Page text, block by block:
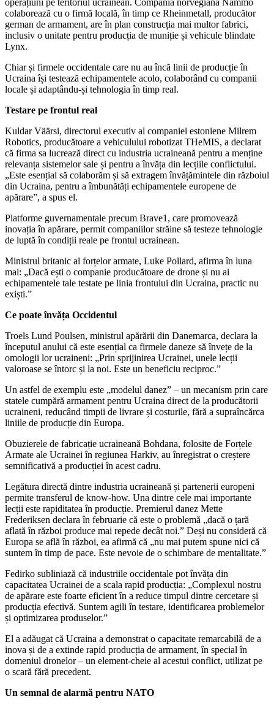
colaborează cu o firmă locală, în timp ce Rheinmetall, producător
german de armament, are în plan construcția mai multor fabrici,
inclusiv o unitate pentru producția de muniție și vehicule blindate
Lynx.
Chiar și firmele occidentale care nu au încă linii de producție în
Ucraina își testează echipamentele acolo, colaborând cu companii
locale și adaptându-și tehnologia în timp real.
Testare pe frontul real
Kuldar Väärsi, directorul executiv al companiei estoniene Milrem
Robotics, producătoare a vehiculului robotizat THeMIS, a declarat
că firma sa lucrează direct cu industria ucraineană pentru a menține
relevanța sistemelor sale și pentru a învăța din lecțiile conflictului.
„Este esențial să colaborăm și să extragem învățămintele din războiul
din Ucraina, pentru a îmbunătăți echipamentele europene de
apărare”, a spus el.
Platforme guvernamentale precum Brave1, care promovează
inovația în apărare, permit companiilor străine să testeze tehnologie
de luptă în condiții reale pe frontul ucrainean.
Ministrul britanic al forțelor armate, Luke Pollard, afirma în luna
mai: „Dacă ești o companie producătoare de drone și nu ai
echipamentele tale testate pe linia frontului din Ucraina, practic nu
exiști.”
Ce poate învăța Occidentul
Troels Lund Poulsen, ministrul apărării din Danemarca, declara la
începutul anului că este esențial ca firmele daneze să învețe de la
omologii lor ucraineni: „Prin sprijinirea Ucrainei, unele lecții
valoroase se întorc și la noi. Este un beneficiu reciproc.”
Un astfel de exemplu este „modelul danez” – un mecanism prin care
statele cumpără armament pentru Ucraina direct de la producătorii
ucraineni, reducând timpii de livrare și costurile, fără a supraîncărca
liniile de producție din Europa.
Obuzierele de fabricație ucraineană Bohdana, folosite de Forțele
Armate ale Ucrainei în regiunea Harkiv, au înregistrat o creștere
semnificativă a producției în acest cadru.
Legătura directă dintre industria ucraineană și partenerii europeni
permite transferul de know-how. Una dintre cele mai importante
lecții este rapiditatea în producție. Premierul danez Mette
Frederiksen declara în februarie că este o problemă „dacă o țară
aflată în război produce mai repede decât noi.” Deși nu consideră că
Europa se află în război, ea afirmă că „nu mai putem spune nici că
suntem în timp de pace. Este nevoie de o schimbare de mentalitate.”
Fedirko subliniază că industriile occidentale pot învăța din
capacitatea Ucrainei de a scala rapid producția: „Complexul nostru
de apărare este foarte eficient în a reduce timpul dintre cercetare și
producția efectivă. Suntem agili în testare, identificarea problemelor
și optimizarea produselor.”
El a adăugat că Ucraina a demonstrat o capacitate remarcabilă de a
inova și de a extinde rapid producția de armament, în special în
domeniul dronelor – un element-cheie al acestui conflict, utilizat pe
o scară fără precedent.
Un semnal de alarmă pentru NATO